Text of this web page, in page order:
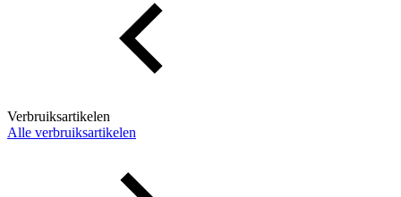
Verbruiksartikelen
Alle verbruiksartikelen